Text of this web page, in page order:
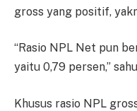
gross yang positif,
“Rasio NPL Net pun
yaitu 0,79 persen,”
Khusus rasio NPL